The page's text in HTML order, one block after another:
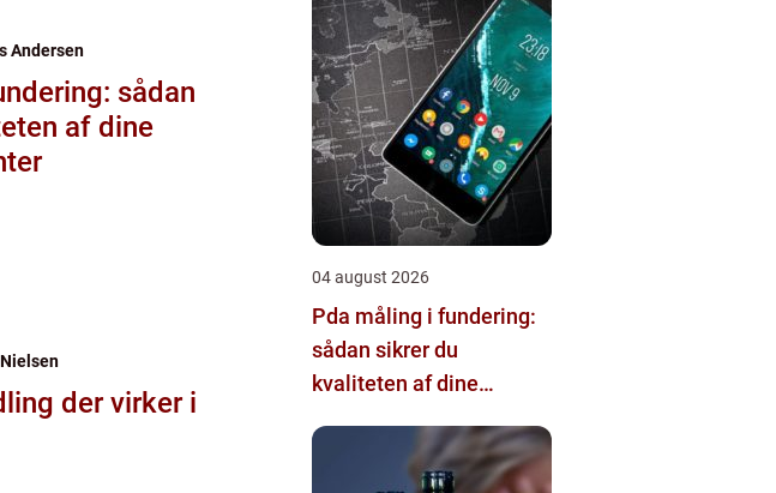
Andersen
sådan
af dine
der virker i
04 august 2026
Pda måling i fundering:
sådan sikrer du
kvaliteten af dine